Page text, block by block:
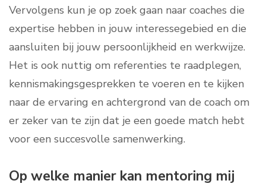
Vervolgens kun je op zoek gaan naar coaches die
expertise hebben in jouw interessegebied en die
aansluiten bij jouw persoonlijkheid en werkwijze.
Het is ook nuttig om referenties te raadplegen,
kennismakingsgesprekken te voeren en te kijken
naar de ervaring en achtergrond van de coach om
er zeker van te zijn dat je een goede match hebt
voor een succesvolle samenwerking.
Op welke manier kan mentoring mij